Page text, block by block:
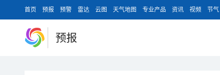
首页 预报 预警 雷达 云图 天气地图 专业产品 资讯 视频 节气
预报